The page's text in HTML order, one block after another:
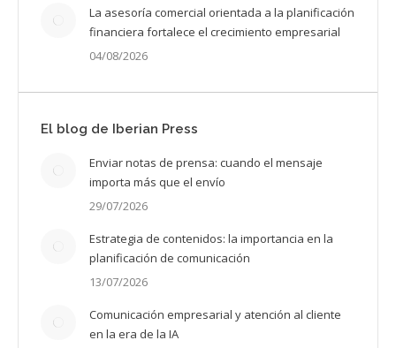
La asesoría comercial orientada a la planificación
financiera fortalece el crecimiento empresarial
04/08/2026
El blog de Iberian Press
Enviar notas de prensa: cuando el mensaje
importa más que el envío
29/07/2026
Estrategia de contenidos: la importancia en la
planificación de comunicación
13/07/2026
Comunicación empresarial y atención al cliente
en la era de la IA